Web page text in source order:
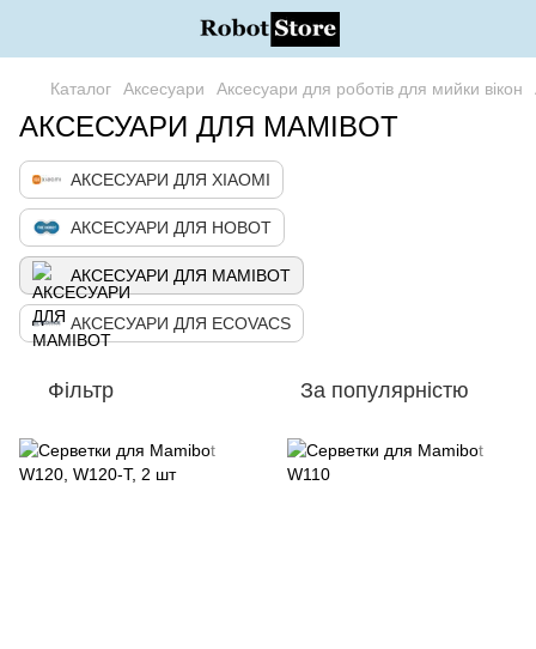
Каталог Аксесуари Аксесуари для роботів для мийки вікон
АКСЕСУАРИ ДЛЯ MAMIBOT
АКСЕСУАРИ ДЛЯ XIAOMI
АКСЕСУАРИ ДЛЯ HOBOT
АКСЕСУАРИ ДЛЯ MAMIBOT
АКСЕСУАРИ ДЛЯ ECOVACS
Фільтр За популярністю